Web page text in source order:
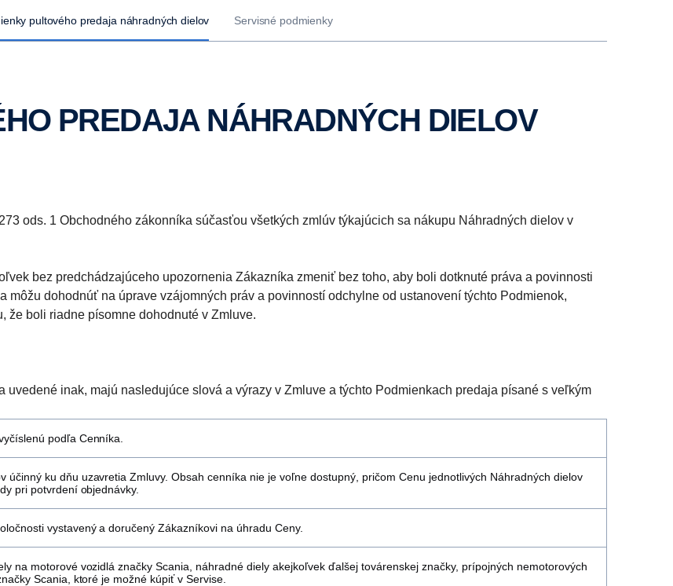
pultového predaja náhradných dielov Servisné podmienky
PREDAJA NÁHRADNÝCH DIELOV
ods. 1 Obchodného zákonníka súčasťou všetkých zmlúv týkajúcich sa nákupu Náhradných dielov v
bez predchádzajúceho upozornenia Zákazníka zmeniť bez toho, aby boli dotknuté práva a povinnosti
môžu dohodnúť na úprave vzájomných práv a povinností odchylne od ustanovení týchto Podmienok,
že boli riadne písomne dohodnuté v Zmluve.
inak, majú nasledujúce slová a výrazy v Zmluve a týchto Podmienkach predaja písané s veľkým
podľa Cenníka.
účinný ku dňu uzavretia Zmluvy. Obsah cenníka nie je voľne dostupný, pričom Cenu jednotlivých Náhradných dielov
pri potvrdení objednávky.
vystavený a doručený Zákazníkovi na úhradu Ceny.
na motorové vozidlá značky Scania, náhradné diely akejkoľvek ďalšej továrenskej značky, prípojných nemotorových
Scania, ktoré je možné kúpiť v Servise.